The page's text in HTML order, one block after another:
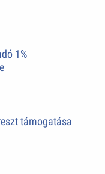
1%
támogatása